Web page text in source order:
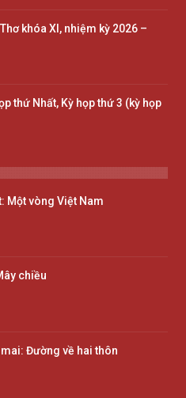
Thơ khóa XI, nhiệm kỳ 2026 –
thứ Nhất, Kỳ họp thứ 3 (kỳ họp
Một vòng Việt Nam
chiều
Đường về hai thôn